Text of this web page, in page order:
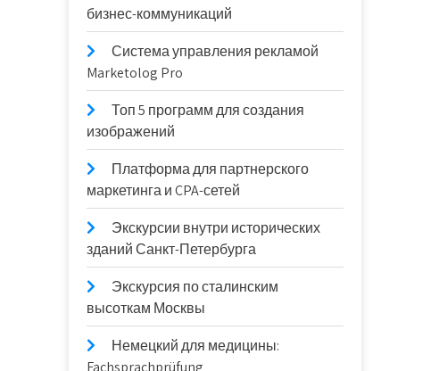
бизнес-коммуникаций
Система управления рекламой
Marketolog Pro
Топ 5 программ для создания
изображений
Платформа для партнерского
маркетинга и CPA-сетей
Экскурсии внутри исторических
зданий Санкт-Петербурга
Экскурсия по сталинским
высоткам Москвы
Немецкий для медицины:
Fachsprachprüfung